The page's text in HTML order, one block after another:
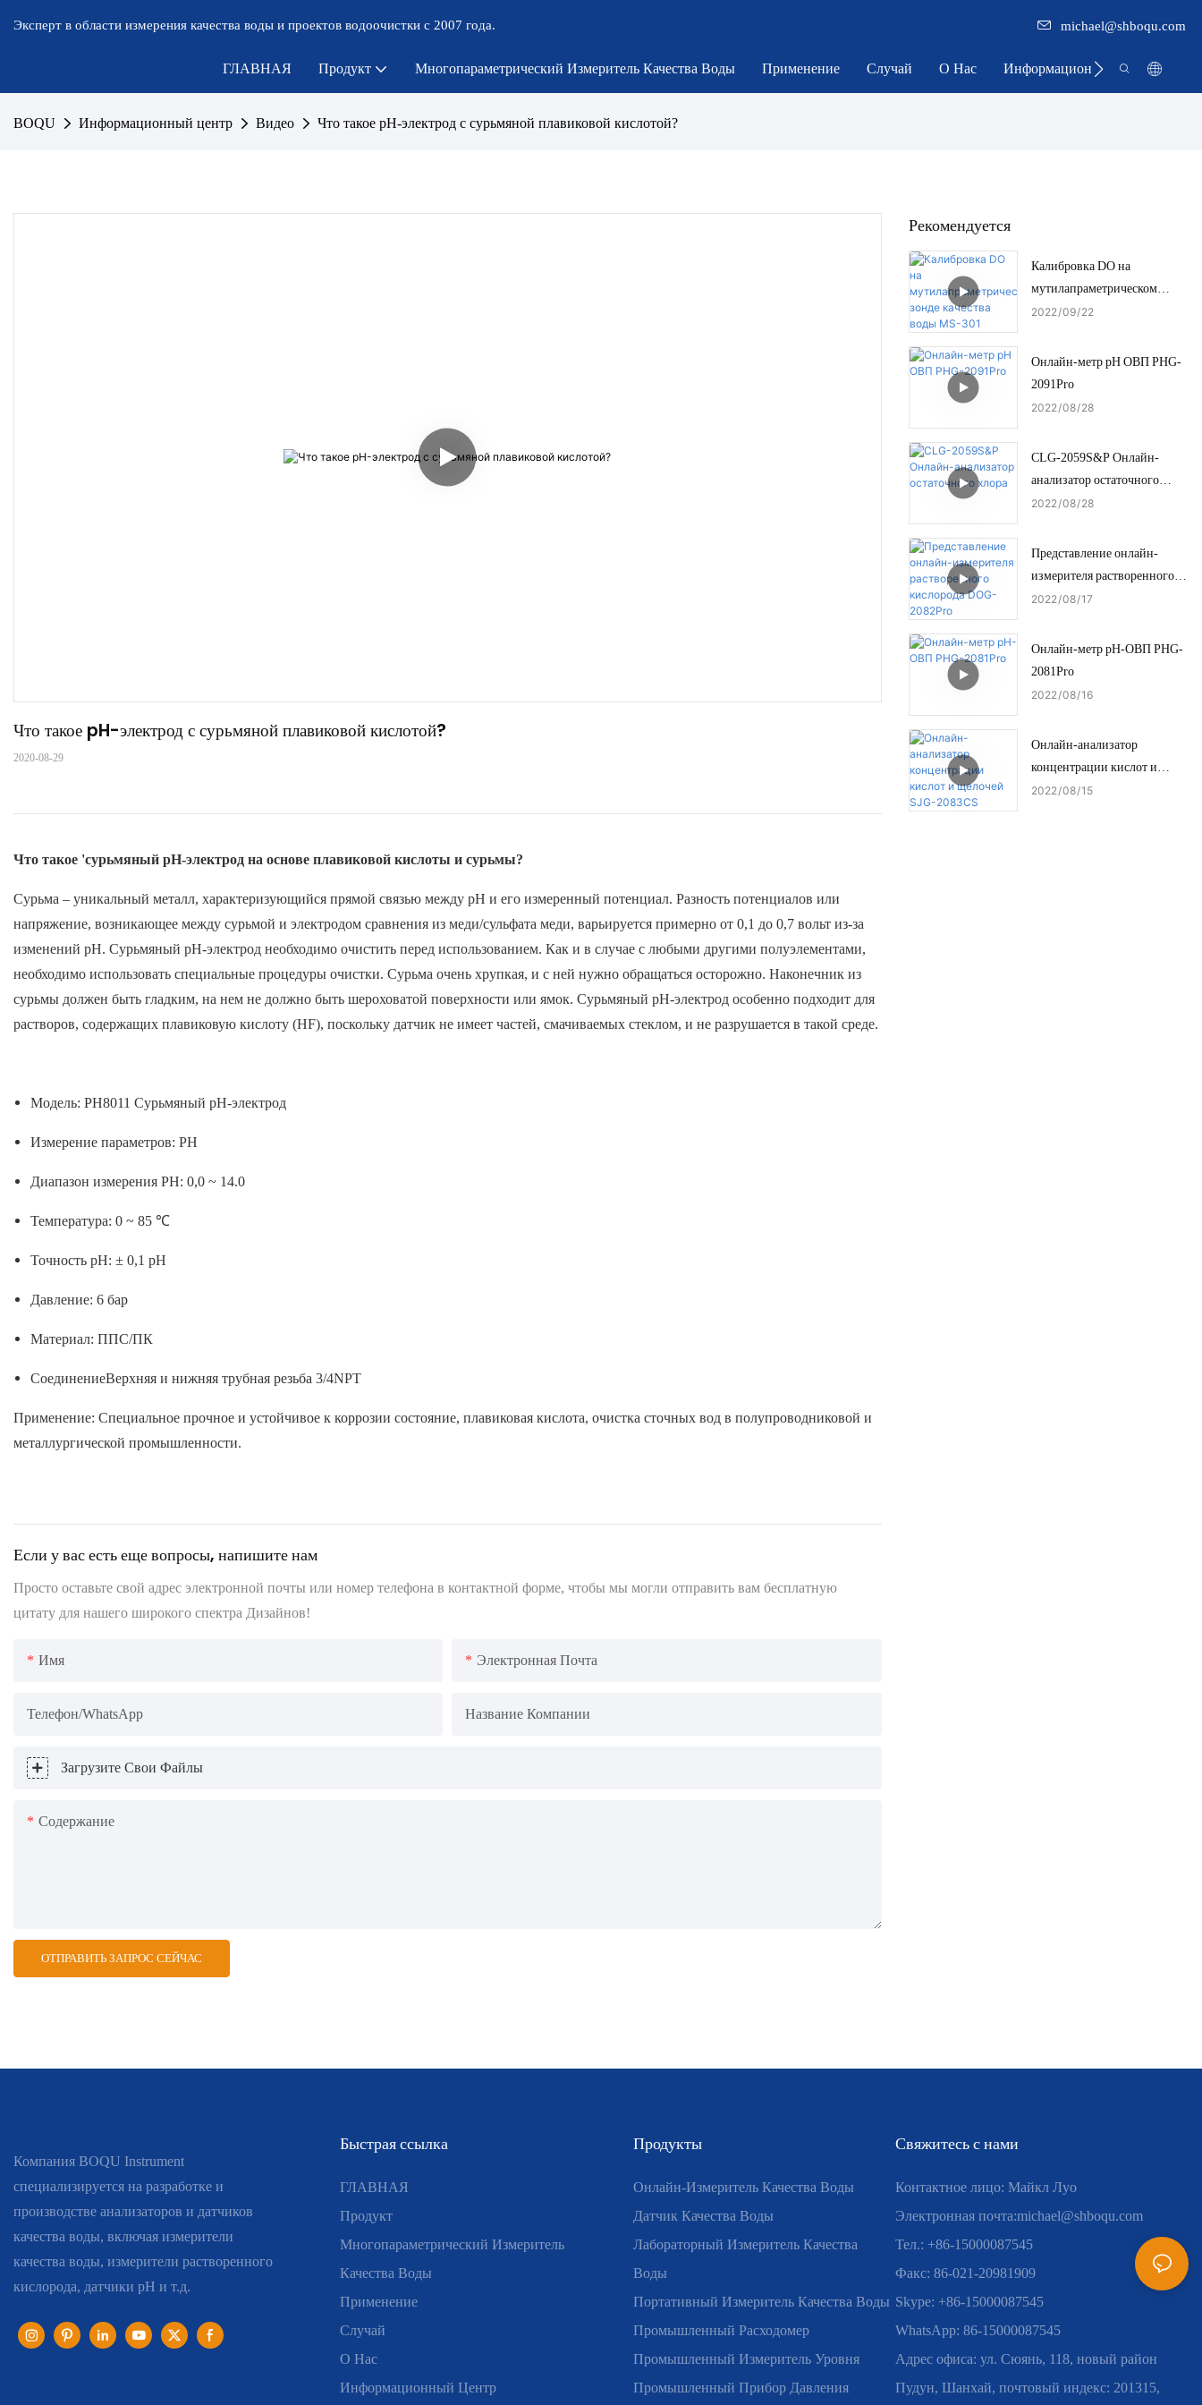
Эксперт в области измерения качества воды и проектов водоочистки с 2007 года. michael@shboqu.com
ГЛАВНАЯ Продукт Многопараметрический Измеритель Качества Воды Применение Случай О Нас Информационный Центр
BOQU Информационный центр Видео Что такое pH-электрод с сурьмяной плавиковой кислотой?
Что такое pH-электрод с сурьмяной плавиковой кислотой?
2020-08-29
Что такое 'сурьмяный pH-электрод на основе плавиковой кислоты и сурьмы?
Сурьма – уникальный металл, характеризующийся прямой связью между рН и его измеренный потенциал. Разность потенциалов или
напряжение, возникающее между сурьмой и электродом сравнения из меди/сульфата меди, варьируется примерно от 0,1 до 0,7 вольт из-за
изменений pH. Сурьмяный pH-электрод необходимо очистить перед использованием. Как и в случае с любыми другими полуэлементами,
необходимо использовать специальные процедуры очистки. Сурьма очень хрупкая, и с ней нужно обращаться осторожно. Наконечник из
сурьмы должен быть гладким, на нем не должно быть шероховатой поверхности или ямок. Сурьмяный pH-электрод особенно подходит для
растворов, содержащих плавиковую кислоту (HF), поскольку датчик не имеет частей, смачиваемых стеклом, и не разрушается в такой среде.
Модель:PH8011 Сурьмяный pH-электрод
Измерение параметров: PH
Диапазон измерения PH: 0,0 ~ 14.0
Температура: 0 ~ 85 ℃
Точность pH: ± 0,1 pH
Давление: 6 бар
Материал: ППС/ПК
СоединениеВерхняя и нижняя трубная резьба 3/4NPT
Применение: Специальное прочное и устойчивое к коррозии состояние, плавиковая кислота, очистка сточных вод в полупроводниковой и
металлургической промышленности.
Если у вас есть еще вопросы, напишите нам
Просто оставьте свой адрес электронной почты или номер телефона в контактной форме, чтобы мы могли отправить вам бесплатную
цитату для нашего широкого спектра Дизайнов!
Имя Электронная Почта
Телефон/WhatsApp Название Компании
Загрузите Свои Файлы
Содержание
ОТПРАВИТЬ ЗАПРОС СЕЙЧАС
Рекомендуется
Калибровка DO на
мутилапраметрическом
зонде качества воды MS-301
2022 09 22
Онлайн-метр pH ОВП PHG-
2091Pro
2022 08 28
CLG-2059S&P Онлайн-
анализатор остаточного
хлора
2022 08 28
Представление онлайн-
измерителя растворенного
кислорода DOG-2082Pro
2022 08 17
Онлайн-метр pH-ОВП PHG-
2081Pro
2022 08 16
Онлайн-анализатор
концентрации кислот и
щелочей SJG-2083CS
2022 08 15
Компания BOQU Instrument
специализируется на разработке и
производстве анализаторов и датчиков
качества воды, включая измерители
качества воды, измерители растворенного
кислорода, датчики pH и т.д.
Быстрая ссылка
ГЛАВНАЯ
Продукт
Многопараметрический Измеритель
Качества Воды
Применение
Случай
О Нас
Информационный Центр
Продукты
Онлайн-Измеритель Качества Воды
Датчик Качества Воды
Лабораторный Измеритель Качества
Воды
Портативный Измеритель Качества Воды
Промышленный Расходомер
Промышленный Измеритель Уровня
Промышленный Прибор Давления
Свяжитесь с нами
Контактное лицо: Майкл Луо
Электронная почта:michael@shboqu.com
Тел.: +86-15000087545
Факс: 86-021-20981909
Skype: +86-15000087545
WhatsApp: 86-15000087545
Адрес офиса: ул. Сюянь, 118, новый район
Пудун, Шанхай, почтовый индекс: 201315,